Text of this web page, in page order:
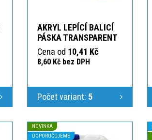
AKRYL LEPÍCÍ BALICÍ
PÁSKA TRANSPARENT
Cena od 10,41 Kč
8,60 Kč bez DPH
Počet variant: 5
NOVINKA
DOPORUČUJEME